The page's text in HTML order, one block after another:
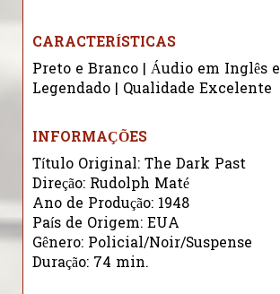
CARACTERÍSTICAS
Preto e Branco | Áudio em Inglês
Legendado | Qualidade Excelente
INFORMAÇÕES
Título Original: The Dark Past
Direção: Rudolph Maté
Ano de Produção: 1948
País de Origem: EUA
Gênero: Policial/Noir/Suspense
Duração: 74 min.